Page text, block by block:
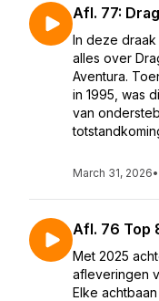
Afl. 77:
In deze
alles over
Aventura.
in 1995, was
van
March 31, 2026•
Afl. 76 Top
Met 2025
afleveringen
Elke